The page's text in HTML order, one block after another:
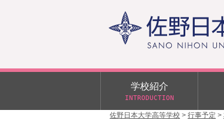
佐野日本大学高等学校 > 行事予定 >
学校紹介
INTRODUCTION